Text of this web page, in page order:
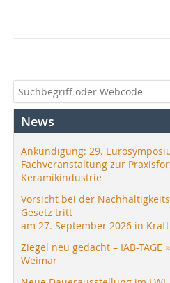
News
Ankündigung: 29.
Fachveranstaltung zur
Keramikindustrie
Vorsicht bei der
Gesetz tritt
am 27. September 2026 in Kraft
Ziegel neu gedacht – IAB-TAGE
Weimar